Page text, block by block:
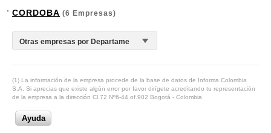
CORDOBA (6 Empresas)
(1) La información de la empresa procede de la base de datos de Informa Colombia
S.A. Si aprecias que existe algún error por favor dirígete acreditando tu representación
de la empresa a la dirección Cl.72 Nº6-44 of.902 Bogotá - Colombia
Ayuda